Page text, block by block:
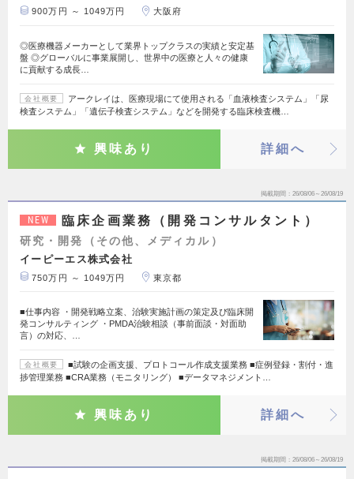
900万円 ～ 1049万円 大阪府
◎医療機器メーカーとして業界トップクラスの実績と安定基
盤 ◎グローバルに事業展開し、世界中の医療と人々の健康
に貢献する成長…
会社概要
アークレイは、医療現場にて使用される「血液検査システム」「尿
検査システム」「遺伝子検査システム」などを開発する臨床検査機…
興味あり 詳細へ
掲載期間 26/08/06～26/08/19
NEW 臨床企画業務（開発コンサルタント）
研究・開発（その他、メディカル）
イーピーエス株式会社
750万円 ～ 1049万円 東京都
■仕事内容 ・開発戦略立案、治験実施計画の策定及び臨床開
発コンサルティング ・PMDA治験相談（事前面談・対面助
言）の対応、…
会社概要
■試験の企画支援、プロトコール作成支援業務 ■症例登録・割付・進
捗管理業務 ■CRA業務（モニタリング） ■データマネジメント…
興味あり 詳細へ
掲載期間 26/08/06～26/08/19